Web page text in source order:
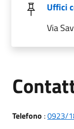
Uffici
Via
Telefono :0923/